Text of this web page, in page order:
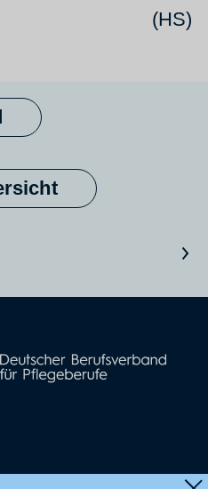
(HS)
Nächster Artikel